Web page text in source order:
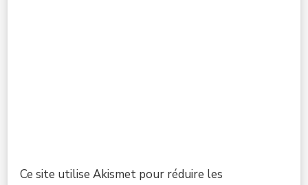
Ce site utilise Akismet pour réduire les